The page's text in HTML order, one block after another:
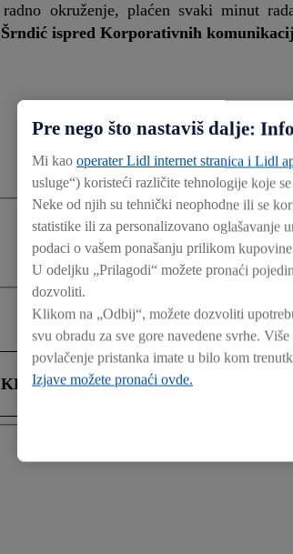
okruženje, plaćen svaki minut
Šrndić ispred Korporativnih
Pre nego što nastaviš dalje:
Mi kao operater Lidl internet stranica i Lidl
usluge“) koristeći različite tehnologije koje
Neke od njih su tehnički neophodne ili se
statistike ili za personalizovano
podaci o vašem ponašanju prilikom
U odeljku „Prilagodi“ možete pronaći
dozvoliti.
Klikom na „Odbij“, možete dozvoliti
svu obradu za sve gore navedene svrhe.
povlačenje pristanka imate u bilo kom
Izjave možete pronaći ovde.